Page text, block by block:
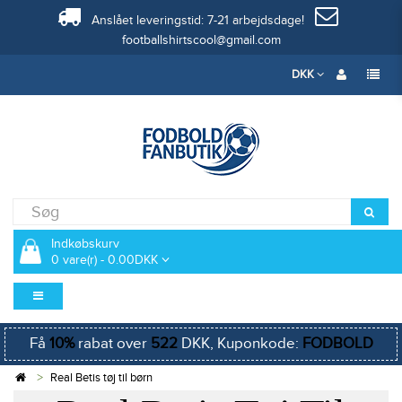
Anslået leveringstid: 7-21 arbejdsdage!
footballshirtscool@gmail.com
DKK
Indkøbskurv
0 vare(r) - 0.00DKK
Få 10%rabat over 522DKK, Kuponkode: FODBOLD
Real Betis tøj til børn